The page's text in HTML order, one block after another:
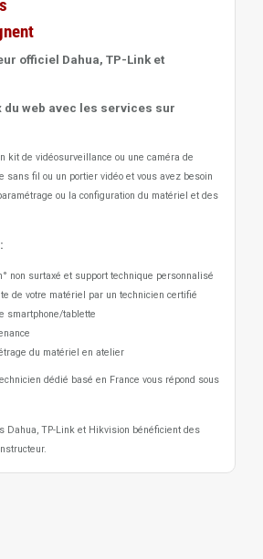
officiel Dahua, TP-Link et
web avec les services sur
kit de vidéosurveillance ou une caméra de
sans fil ou un portier vidéo et vous avez besoin
ou la configuration du matériel et des
non surtaxé et support technique personnalisé
de votre matériel par un technicien certifié
smartphone/tablette
du matériel en atelier
dédié basé en France vous répond sous
Dahua, TP-Link et Hikvision bénéficient des